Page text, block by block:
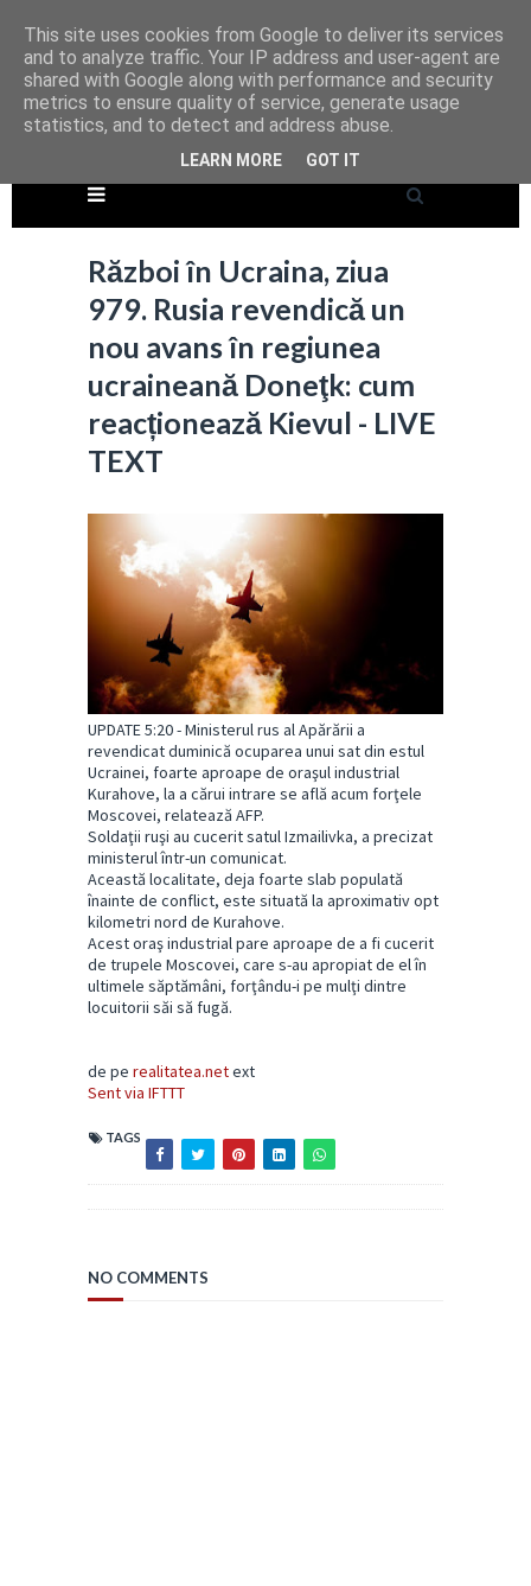
Război în Ucraina, ziua
979. Rusia revendică un
nou avans în regiunea
ucraineană Doneţk: cum
reacționează Kievul - LIVE
TEXT
UPDATE 5:20 - Ministerul rus al Apărării a
revendicat duminică ocuparea unui sat din estul
Ucrainei, foarte aproape de oraşul industrial
Kurahove, la a cărui intrare se află acum forţele
Moscovei, relatează AFP.
Soldaţii ruşi au cucerit satul Izmailivka, a precizat
ministerul într-un comunicat.
Această localitate, deja foarte slab populată
înainte de conflict, este situată la aproximativ opt
kilometri nord de Kurahove.
Acest oraş industrial pare aproape de a fi cucerit
de trupele Moscovei, care s-au apropiat de el în
ultimele săptămâni, forţându-i pe mulţi dintre
locuitorii săi să fugă.
de pe realitatea.netext
Sent via IFTTT
TAGS
NO COMMENTS
This site uses cookies from Google to deliver its services
and to analyze traffic. Your IP address and user-agent are
shared with Google along with performance and security
metrics to ensure quality of service, generate usage
statistics, and to detect and address abuse.
LEARN MORE GOT IT